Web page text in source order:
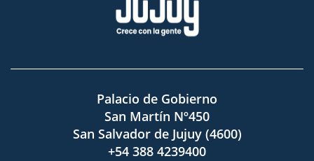
Palacio de Gobierno
San Martín Nº450
San Salvador de Jujuy (4600)
+54 388 4239400